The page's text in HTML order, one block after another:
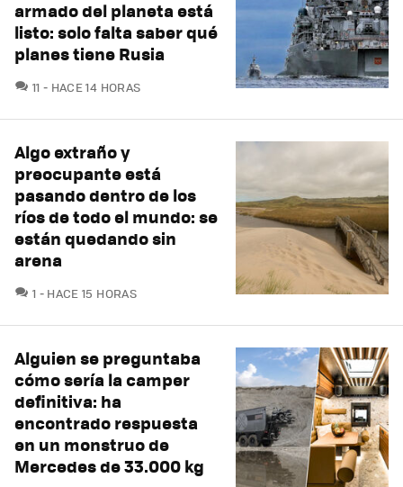
armado del planeta está
listo: solo falta saber qué
planes tiene Rusia
11 COMENTARIOS
HACE 14 HORAS
Algo extraño y
preocupante está
pasando dentro de los
ríos de todo el mundo: se
están quedando sin
arena
1 COMENTARIOS
HACE 15 HORAS
Alguien se preguntaba
cómo sería la camper
definitiva: ha
encontrado respuesta
en un monstruo de
Mercedes de 33.000 kg